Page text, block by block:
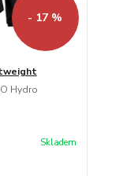
- 17 %
Hydro
Skladem